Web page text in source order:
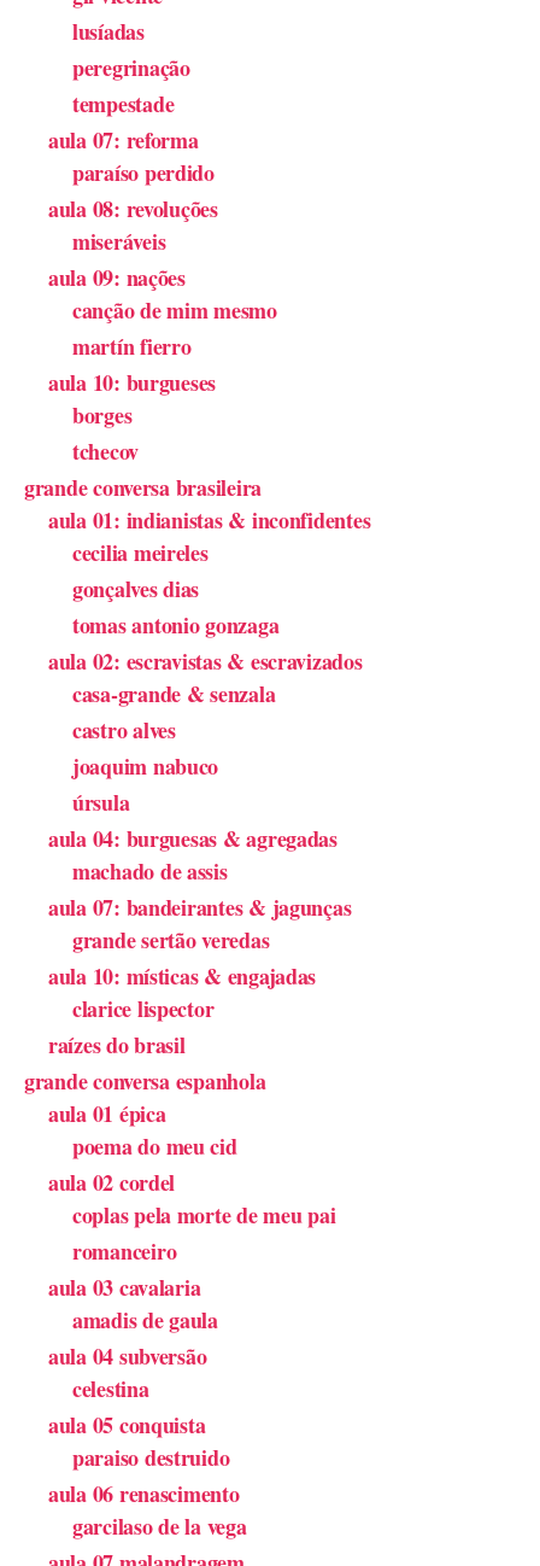
lusíadas
peregrinação
tempestade
aula 07: reforma
paraíso perdido
aula 08: revoluções
miseráveis
aula 09: nações
canção de mim mesmo
martín fierro
aula 10: burgueses
borges
tchecov
grande conversa brasileira
aula 01: indianistas & inconfidentes
cecilia meireles
gonçalves dias
tomas antonio gonzaga
aula 02: escravistas & escravizados
casa-grande & senzala
castro alves
joaquim nabuco
úrsula
aula 04: burguesas & agregadas
machado de assis
aula 07: bandeirantes & jagunças
grande sertão veredas
aula 10: místicas & engajadas
clarice lispector
raízes do brasil
grande conversa espanhola
aula 01 épica
poema do meu cid
aula 02 cordel
coplas pela morte de meu pai
romanceiro
aula 03 cavalaria
amadis de gaula
aula 04 subversão
celestina
aula 05 conquista
paraiso destruido
aula 06 renascimento
garcilaso de la vega